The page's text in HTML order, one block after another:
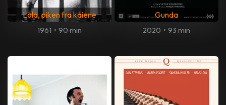
Lola, piken fra kaiene
1961 • 90 min
Gunda
2020 • 93 min